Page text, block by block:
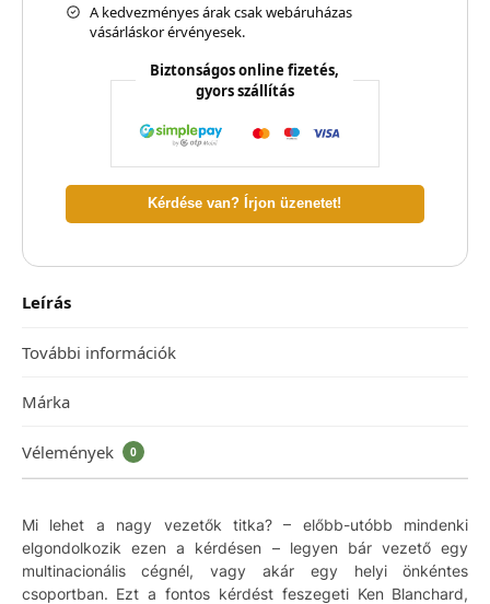
A kedvezményes árak csak webáruházas
vásárláskor érvényesek.
Biztonságos online fizetés,
gyors szállítás
Kérdése van? Írjon üzenetet!
Leírás
További információk
Márka
Vélemények 0
Mi lehet a nagy vezetők titka? – előbb-utóbb mindenki
elgondolkozik ezen a kérdésen – legyen bár vezető egy
multinacionális cégnél, vagy akár egy helyi önkéntes
csoportban. Ezt a fontos kérdést feszegeti Ken Blanchard,